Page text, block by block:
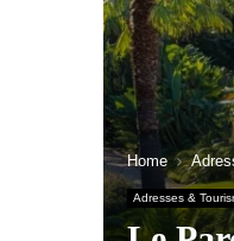
Home
Adresses &